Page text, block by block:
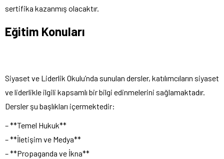
sertifika kazanmış olacaktır.
Eğitim Konuları
Siyaset ve Liderlik Okulu’nda sunulan dersler, katılımcıların siyaset
ve liderlikle ilgili kapsamlı bir bilgi edinmelerini sağlamaktadır.
Dersler şu başlıkları içermektedir:
– **Temel Hukuk**
– **İletişim ve Medya**
– **Propaganda ve İkna**